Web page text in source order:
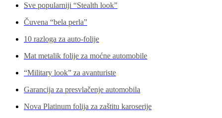
Sve popularniji “Stealth look”
Čuvena “bela perla”
10 razloga za auto-folije
Mat metalik folije za moćne automobile
“Military look” za avanturiste
Garancija za presvlačenje automobila
Nova Platinum folija za zaštitu karoserije